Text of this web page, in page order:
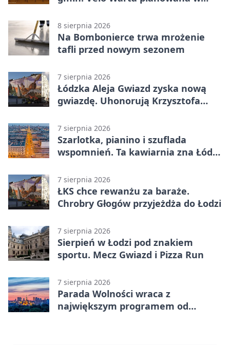
8 sierpnia 2026
Na Bombonierce trwa mrożenie
tafli przed nowym sezonem
7 sierpnia 2026
Łódzka Aleja Gwiazd zyska nową
gwiazdę. Uhonorują Krzysztofa
7 sierpnia 2026
Szarlotka, pianino i szuflada
wspomnień. Ta kawiarnia zna Łódź
7 sierpnia 2026
ŁKS chce rewanżu za baraże.
Chrobry Głogów przyjeżdża do Łodzi
7 sierpnia 2026
Sierpień w Łodzi pod znakiem
sportu. Mecz Gwiazd i Pizza Run
7 sierpnia 2026
Parada Wolności wraca z
największym programem od